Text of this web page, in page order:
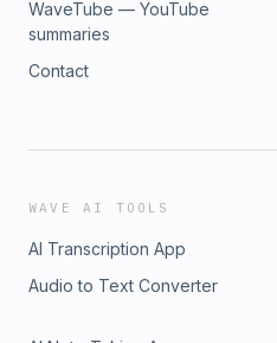
WaveTube — YouTube
summaries
Contact
WAVE AI TOOLS
AI Transcription App
Audio to Text Converter